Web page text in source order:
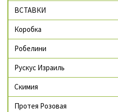
ВСТАВКИ
Коробка
Робелини
Рускус Израиль
Скимия
Протея Розовая